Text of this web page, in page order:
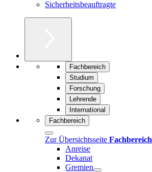
Sicherheitsbeauftragte
Fachbereich
Studium
Forschung
Lehrende
International
Fachbereich
Zur Übersichtsseite Fachbereich
Anreise
Dekanat
Gremien